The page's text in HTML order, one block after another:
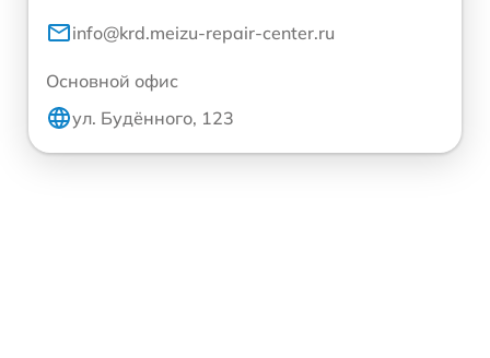
info@krd.meizu-repair-center.ru
Основной офис
ул. Будённого, 123